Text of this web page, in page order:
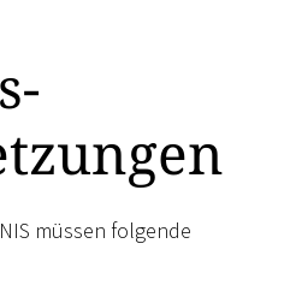
müssen folgende